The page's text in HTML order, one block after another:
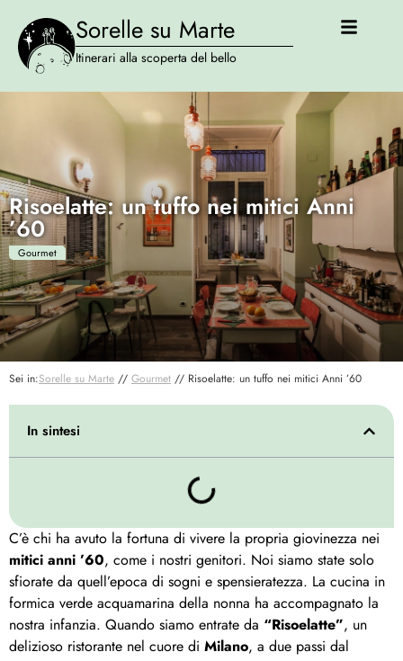
Sorelle su Marte
Itinerari alla scoperta del bello
Risoelatte: un tuffo nei mitici Anni
’60
Gourmet
Sei in:Sorelle su Marte // Gourmet // Risoelatte: un tuffo nei mitici Anni ’60
C’è chi ha avuto la fortuna di vivere la propria giovinezza nei
mitici anni ’60, come i nostri genitori. Noi siamo state solo
sfiorate da quell’epoca di sogni e spensieratezza. La cucina in
formica verde acquamarina della nonna ha accompagnato la
nostra infanzia. Quando siamo entrate da “Risoelatte”, un
delizioso ristorante nel cuore di Milano, a due passi dal
In sintesi